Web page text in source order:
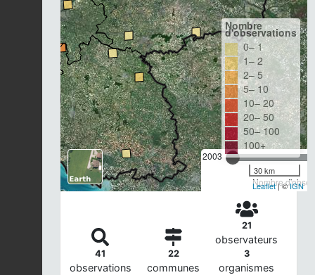
2003
Nombre
Nombre
d'observations
0– 1
1– 2
2– 5
5– 10
10– 20
20– 50
50– 100
100+
30 km
Leaflet| ©IGN
41
observations
22
communes
21
observateurs
3
organismes